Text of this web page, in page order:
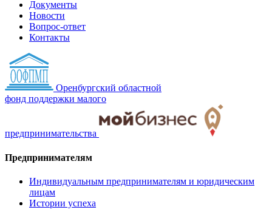
Документы
Новости
Вопрос-ответ
Контакты
Оренбургский областной
фонд поддержки малого
предпринимательства
Предпринимателям
Индивидуальным предпринимателям и юридическим
лицам
Истории успеха